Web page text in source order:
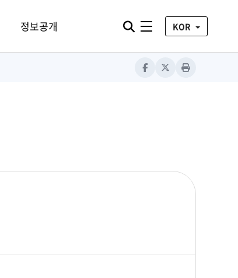
정보공개 통합검색 열기
전체메뉴KOR
Facebook
X Print